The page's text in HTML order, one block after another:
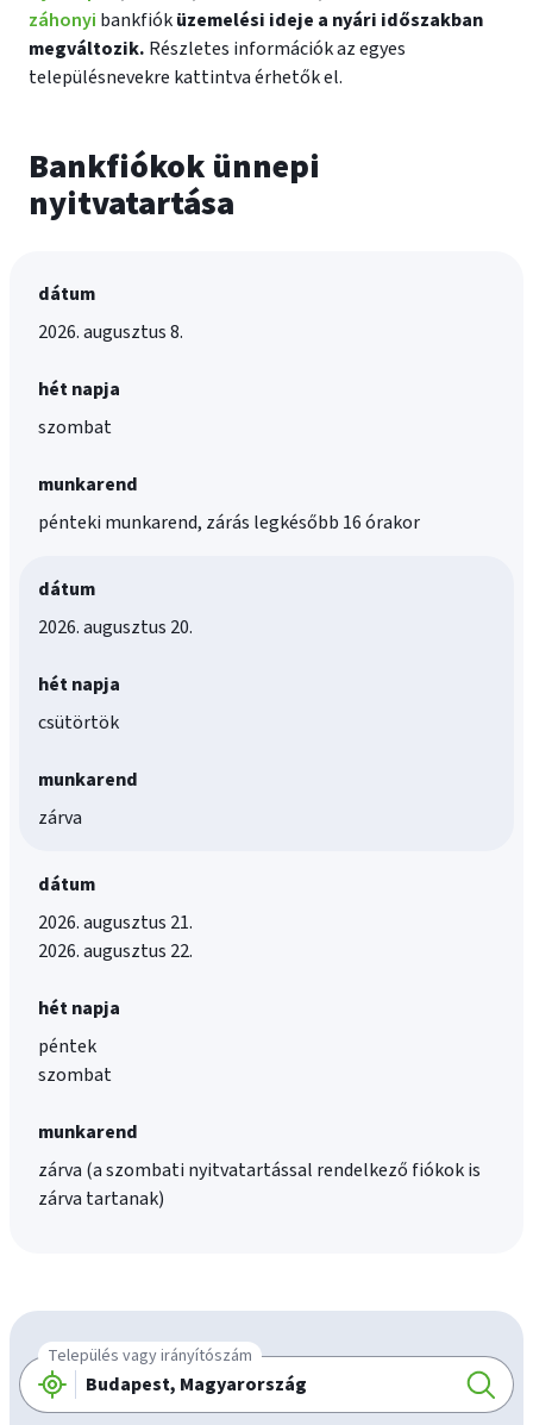
záhonyi bankfióküzemelési ideje a nyári időszakban
megváltozik. Részletes információk az egyes
településnevekre kattintva érhetők el.
Bankfiókok ünnepi
nyitvatartása
dátum
2026. augusztus 8.
hét napja
szombat
munkarend
pénteki munkarend, zárás legkésőbb 16 órakor
dátum
2026. augusztus 20.
hét napja
csütörtök
munkarend
zárva
dátum
2026. augusztus 21.
2026. augusztus 22.
hét napja
péntek
szombat
munkarend
zárva (a szombati nyitvatartással rendelkező fiókok is
zárva tartanak)